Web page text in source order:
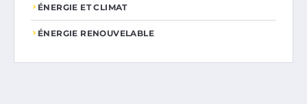
ÉNERGIE ET CLIMAT
ÉNERGIE RENOUVELABLE